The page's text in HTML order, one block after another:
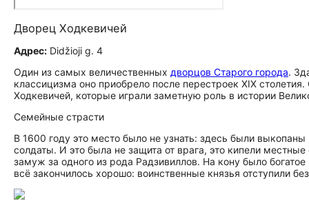
Дворец Ходкевичей
Адрес: Didžioji g. 4
Один из самых величественных дворцов Старого города.
классицизма оно приобрело после перестроек XIX
Ходкевичей, которые играли заметную роль в истории
Семейные страсти
В 1600 году это место было не узнать: здесь были
солдаты. И это была не защита от врага, это кипели
замуж за одного из рода Радзивиллов. На кону было
всё закончилось хорошо: воинственные князья отступили